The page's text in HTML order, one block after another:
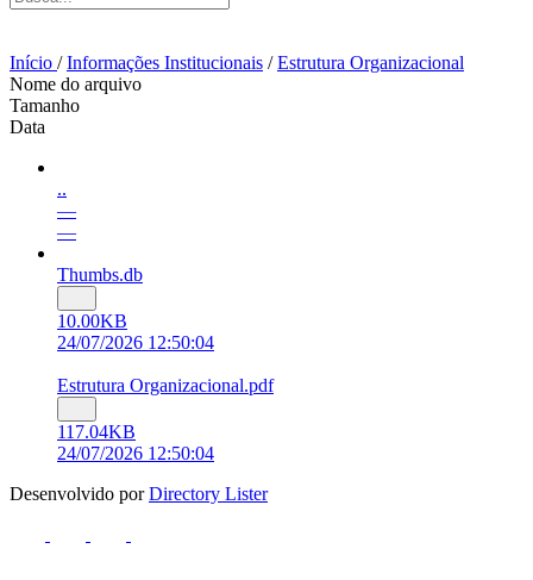
Início /Informações Institucionais /Estrutura Organizacional
Nome do arquivo
Tamanho
Data
..
—
—
Thumbs.db
10.00KB
24/07/2026 12:50:04
Estrutura Organizacional.pdf
117.04KB
24/07/2026 12:50:04
Desenvolvido porDirectory Lister